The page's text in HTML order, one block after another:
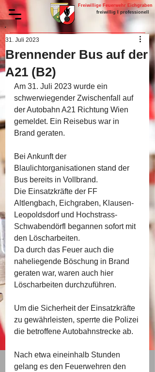
Freiwillige Feuerwehr Eichgraben
freiwillig I professionell
Brennender Bus auf der
A21 (B2)
31. Juli 2023
Am 31. Juli 2023 wurde ein
schwerwiegender Zwischenfall auf
der Autobahn A21 Richtung Wien
gemeldet. Ein Reisebus war in
Brand geraten.
Bei Ankunft der
Blaulichtorganisationen stand der
Bus bereits in Vollbrand.
Die Einsatzkräfte der FF
Altlengbach, Eichgraben, Klausen-
Leopoldsdorf und Hochstrass-
Schwabendörfl begannen sofort mit
den Löscharbeiten.
Da durch das Feuer auch die
naheliegende Böschung in Brand
geraten war, waren auch hier
Löscharbeiten durchzuführen.
Um die Sicherheit der Einsatzkräfte
zu gewährleisten, sperrte die Polizei
die betroffene Autobahnstrecke ab.
Nach etwa eineinhalb Stunden
gelang es den Feuerwehren den